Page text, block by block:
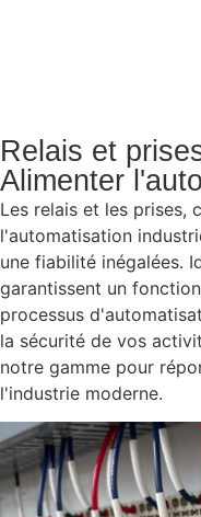
Relais et
Alimenter
Les relais et les prises,
l'automatisation
une fiabilité inégalées.
garantissent un
processus
la sécurité de vos
notre gamme pour
l'industrie moderne.